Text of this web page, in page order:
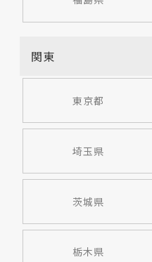
関東
東京都
埼玉県
茨城県
栃木県